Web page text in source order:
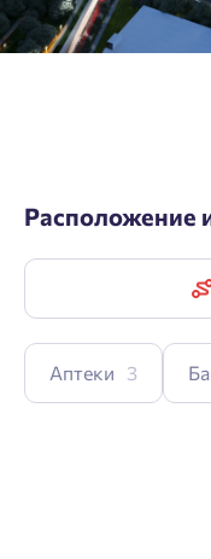
Расположение
Аптеки 3